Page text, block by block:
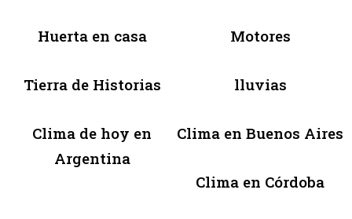
Huerta en casa Motores
Tierra de Historias lluvias
Clima de hoy en
Argentina
Clima en Buenos Aires
Clima en Córdoba